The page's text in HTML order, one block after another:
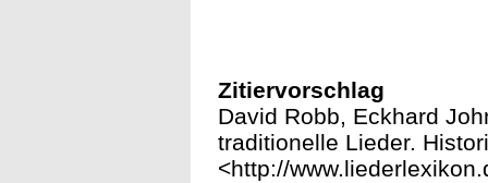
Zitiervorschlag
David Robb, Eckhard
traditionelle Lieder.
<http://